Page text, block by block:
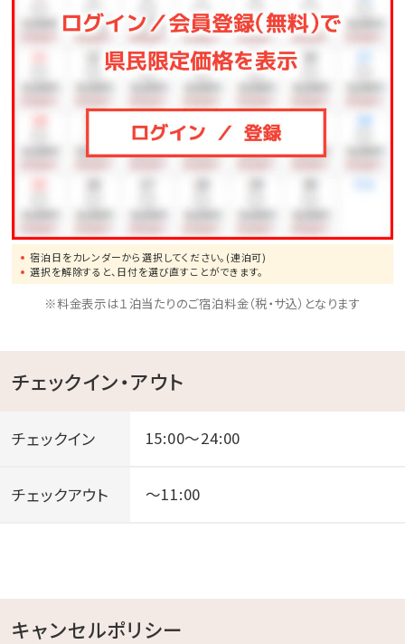
スポーツや知育ゲームなどが遊び放題♪大人も子供も
一緒に体を動かしてリフレッシュ！
◆バギー
4歳からご利用可能です。家族・友人と森の中を駆け抜
◆馬遊び
ヨナグニウマと触れ合えるプログラムをご用意しており
◆その他、館内施設の最新の営業詳細については、ホテ
ル公式ホームページをご確認ください。
宿泊日をカレンダーから選択してください。(連泊可)
選択を解除すると、日付を選び直すことができます。
※料金表示は１泊当たりのご宿泊料金（税・サ込）となります
チェックイン・アウト
チェックイン 15:00～24:00
チェックアウト ～11:00
キャンセルポリシー